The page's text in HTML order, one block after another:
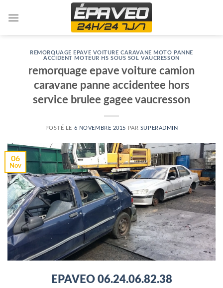
REMORQUAGE EPAVE VOITURE CARAVANE MOTO PANNE
ACCIDENT MOTEUR HS SOUS SOL VAUCRESSON
remorquage epave voiture camion
caravane panne accidentee hors
service brulee gagee vaucresson
POSTÉ LE 6 NOVEMBRE 2015 PAR SUPERADMIN
06
Nov
EPAVEO 06.24.06.82.38